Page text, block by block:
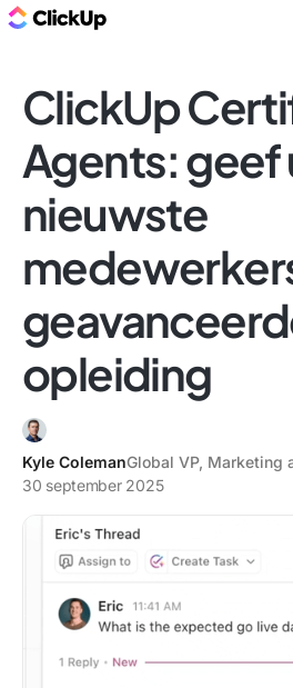
ClickUp
Agents: geef
nieuwste
opleiding
Kyle ColemanGlobal VP, Marketing
30 september 2025